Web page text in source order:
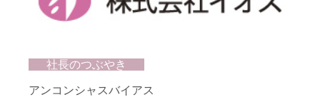
社長のつぶやき
アンコンシャスバイアス